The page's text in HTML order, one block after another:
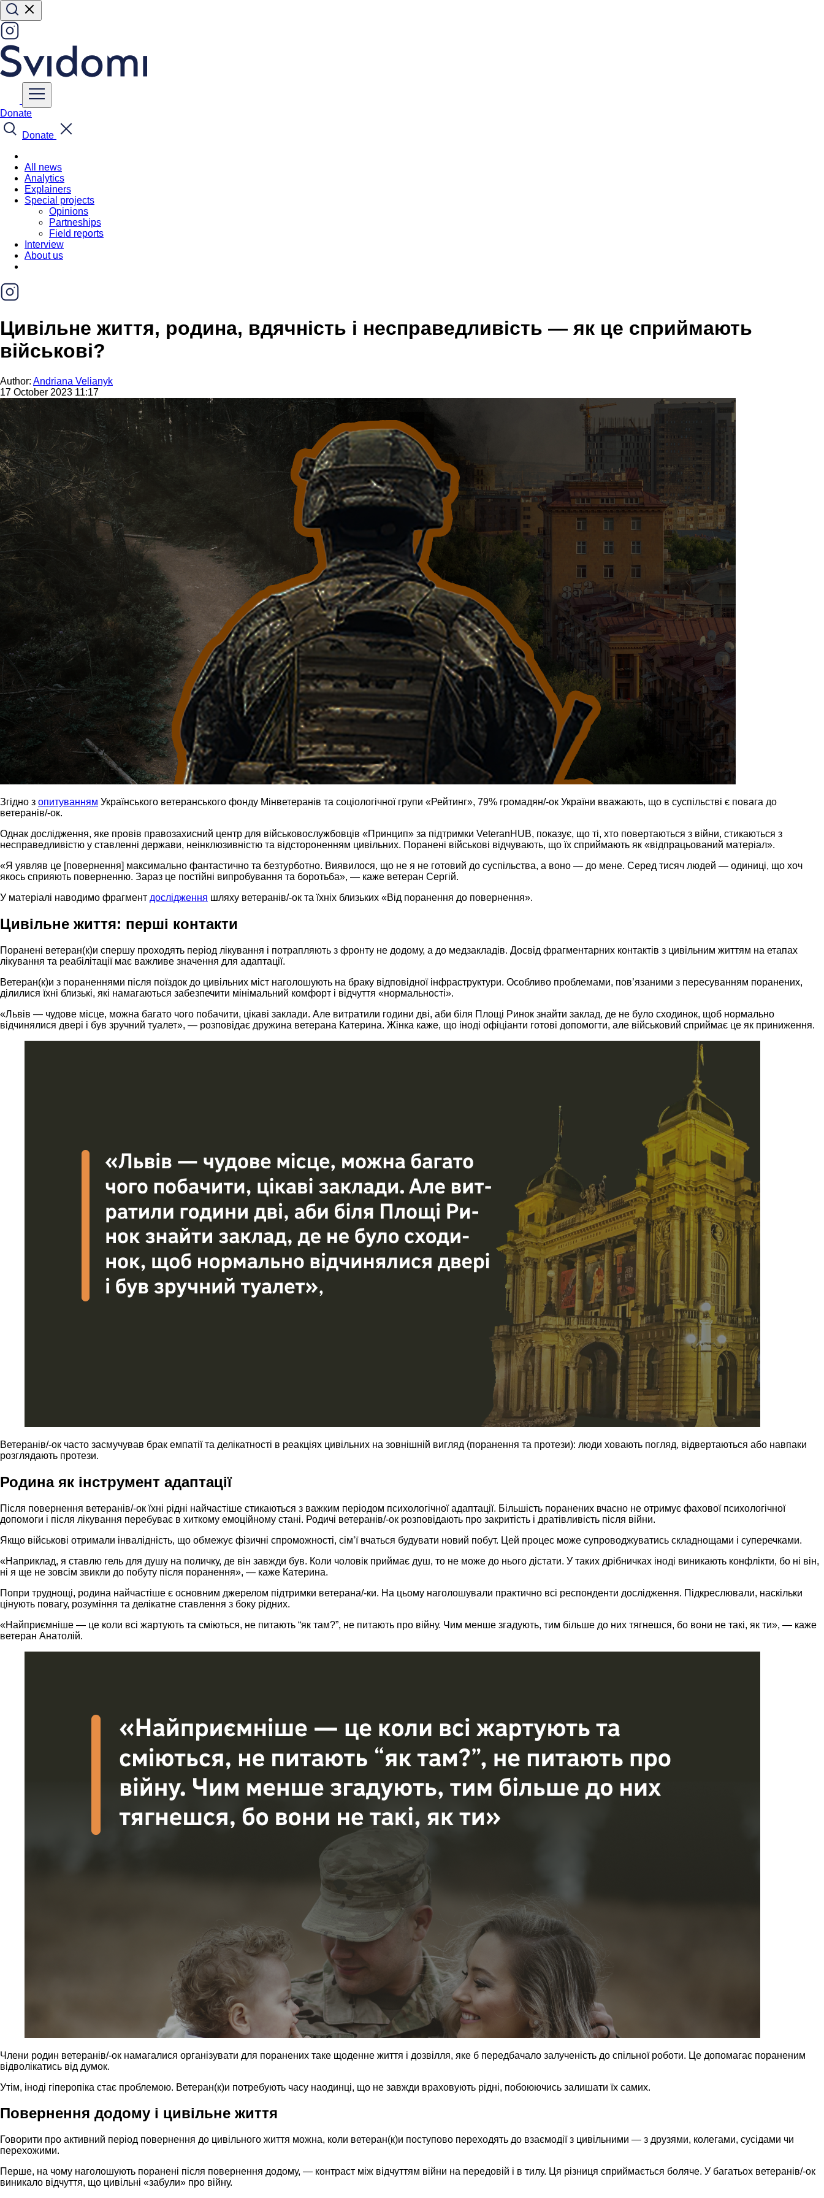
Donate
Donate
All news
Analytics
Explainers
Special projects
Opinions
Partneships
Field reports
Interview
About us
Цивільне життя, родина, вдячність і несправедливість — як це сприймають
військові?
Author: Andriana Velianyk
17 October 2023 11:17
Згідно з опитуванням Українського ветеранського фонду Мінветеранів та соціологічної групи «Рейтинг», 79% громадян/-ок України вважають, що в суспільстві є повага до
ветеранів/-ок.
Однак дослідження, яке провів правозахисний центр для військовослужбовців «Принцип» за підтримки VeteranHUB, показує, що ті, хто повертаються з війни, стикаються з
несправедливістю у ставленні держави, неінклюзивністю та відстороненням цивільних. Поранені військові відчувають, що їх сприймають як «відпрацьований матеріал».
«Я уявляв це [повернення] максимально фантастично та безтурботно. Виявилося, що не я не готовий до суспільства, а воно — до мене. Серед тисяч людей — одиниці, що хоч
якось сприяють поверненню. Зараз це постійні випробування та боротьба», — каже ветеран Сергій.
У матеріалі наводимо фрагмент дослідження шляху ветеранів/-ок та їхніх близьких «Від поранення до повернення».
Цивільне життя: перші контакти
Поранені ветеран(к)и спершу проходять період лікування і потрапляють з фронту не додому, а до медзакладів. Досвід фрагментарних контактів з цивільним життям на етапах
лікування та реабілітації має важливе значення для адаптації.
Ветеран(к)и з пораненнями після поїздок до цивільних міст наголошують на браку відповідної інфраструктури. Особливо проблемами, пов’язаними з пересуванням поранених,
ділилися їхні близькі, які намагаються забезпечити мінімальний комфорт і відчуття «нормальності».
«Львів — чудове місце, можна багато чого побачити, цікаві заклади. Але витратили години дві, аби біля Площі Ринок знайти заклад, де не було сходинок, щоб нормально
відчинялися двері і був зручний туалет», — розповідає дружина ветерана Катерина. Жінка каже, що іноді офіціанти готові допомогти, але військовий сприймає це як приниження.
Ветеранів/-ок часто засмучував брак емпатії та делікатності в реакціях цивільних на зовнішній вигляд (поранення та протези): люди ховають погляд, відвертаються або навпаки
розглядають протези.
Родина як інструмент адаптації
Після повернення ветеранів/-ок їхні рідні найчастіше стикаються з важким періодом психологічної адаптації. Більшість поранених вчасно не отримує фахової психологічної
допомоги і після лікування перебуває в хиткому емоційному стані. Родичі ветеранів/-ок розповідають про закритість і дратівливість після війни.
Якщо військові отримали інвалідність, що обмежує фізичні спроможності, сім’ї вчаться будувати новий побут. Цей процес може супроводжуватись складнощами і суперечками.
«Наприклад, я ставлю гель для душу на поличку, де він завжди був. Коли чоловік приймає душ, то не може до нього дістати. У таких дрібничках іноді виникають конфлікти, бо ні він,
ні я ще не зовсім звикли до побуту після поранення», — каже Катерина.
Попри труднощі, родина найчастіше є основним джерелом підтримки ветерана/-ки. На цьому наголошували практично всі респонденти дослідження. Підкреслювали, наскільки
цінують повагу, розуміння та делікатне ставлення з боку рідних.
«Найприємніше — це коли всі жартують та сміються, не питають “як там?”, не питають про війну. Чим менше згадують, тим більше до них тягнешся, бо вони не такі, як ти», — каже
ветеран Анатолій.
Члени родин ветеранів/-ок намагалися організувати для поранених таке щоденне життя і дозвілля, яке б передбачало залученість до спільної роботи. Це допомагає пораненим
відволікатись від думок.
Утім, іноді гіперопіка стає проблемою. Ветеран(к)и потребують часу наодинці, що не завжди враховують рідні, побоюючись залишати їх самих.
Повернення додому і цивільне життя
Говорити про активний період повернення до цивільного життя можна, коли ветеран(к)и поступово переходять до взаємодії з цивільними — з друзями, колегами, сусідами чи
перехожими.
Перше, на чому наголошують поранені після повернення додому, — контраст між відчуттям війни на передовій і в тилу. Ця різниця сприймається боляче. У багатьох ветеранів/-ок
виникало відчуття, що цивільні «забули» про війну.